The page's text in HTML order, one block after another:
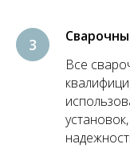
Все